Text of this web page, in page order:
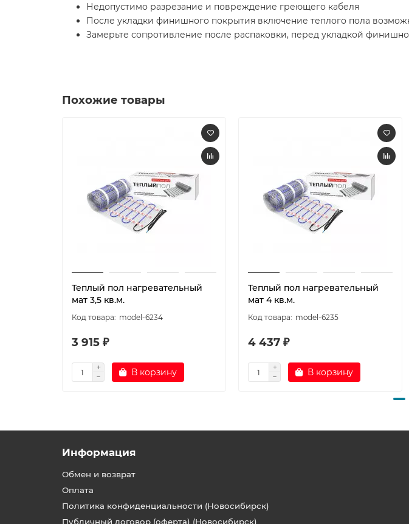
Недопустимо разрезание и повреждение греющего кабеля
После укладки финишного покрытия включение теплого пола
Замерьте сопротивление после распаковки, перед укладкой
Похожие товары
Теплый пол нагревательный
мат 3,5 кв.м.
model-6234
3 915 ₽
В корзину
Теплый пол нагревательный
мат 4 кв.м.
model-6235
4 437 ₽
В корзину
Информация
Обмен и возврат
Оплата
Политика конфиденциальности (Новосибирск)
Публичный договор (оферта) (Новосибирск)